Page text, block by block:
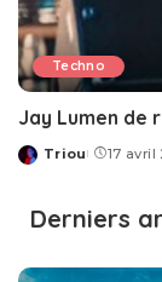
Techno
Jay Lumen de
Posted
Triou 17 avril
Derniers